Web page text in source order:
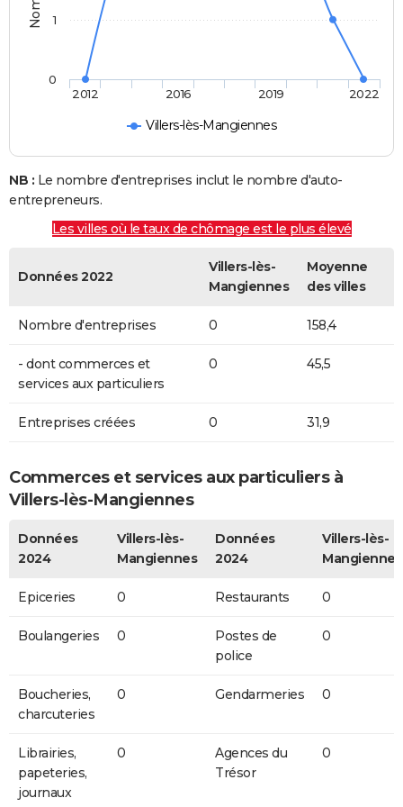
Villers-lès-Mangiennes
2012 2016 2019 2022
0
1
NB : Le nombre d'entreprises inclut le nombre d'auto-
entrepreneurs.
Les villes où le taux de chômage est le plus élevé
Données 2022
Villers-lès-
Mangiennes
Moyenne
des villes
Nombre d'entreprises 0 158,4
- dont commerces et
services aux particuliers
0 45,5
Entreprises créées 0 31,9
Commerces et services aux particuliers à
Villers-lès-Mangiennes
Données
2024
Villers-lès-
Mangiennes
Données
2024
Villers-lès-
Mangiennes
Epiceries 0 Restaurants 0
Boulangeries 0
Postes de
police
0
Boucheries,
charcuteries
0 Gendarmeries 0
Librairies,
papeteries,
journaux
0
Agences du
Trésor
0